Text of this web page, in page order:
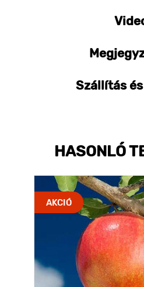
Szállítás
HASONLÓ
AKCIÓ